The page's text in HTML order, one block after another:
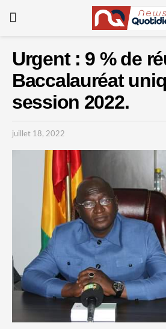
Urgent : 9 % de
Baccalauréat
session 2022.
juillet 18, 2022